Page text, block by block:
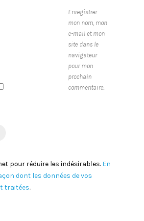
Enregistrer
mon nom, mon
e-mail et mon
site dans le
navigateur
pour mon
prochain
commentaire.
pour réduire les indésirables. En
dont les données de vos
traitées.